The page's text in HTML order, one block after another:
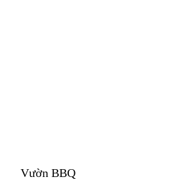
Vườn BBQ